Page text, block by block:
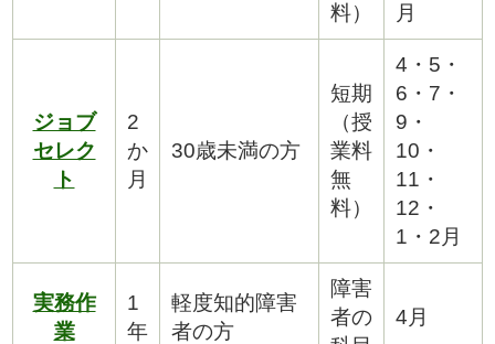
料）
月
ジョブ
セレク
ト
2
か
月
30歳未満の方
短期
（授
業料
無
料）
4・5・
6・7・
9・
10・
11・
12・
1・2月
実務作
業
1
年
軽度知的障害
者の方
障害
者の
4月